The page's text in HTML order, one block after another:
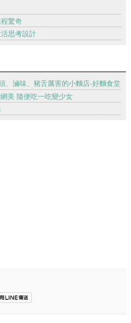
驚奇
思考設計
、滷味、豬舌厲害的小麵店-好麵食堂
美 隨便吃一吃變少女